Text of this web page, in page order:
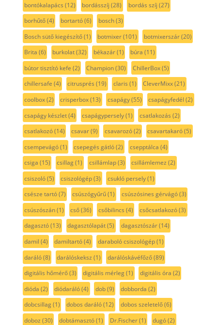
bontókalapács (12) bordásszíj (28) bordás szíj (27)
borhűtő(4) bortartó(6) bosch(3)
Bosch sütő kiegészítő(1) botmixer(101) botmixerszár(20)
Brita (6) burkolat(32) békazár(1) búra (11)
bútor tisztító kefe (2) Champion(30) ChillerBox(5)
chillersafe (4) citrusprés (19) claris (1) CleverMixx(21)
coolbox(2) crisperbox(13) csapágy(55) csapágyfedél (2)
csapágy készlet(4) csapágypersely(1) csatlakozás (2)
csatlakozó(14) csavar(9) csavarozó(2) csavartakaró(5)
csempevágó(1) csepegés gátló(2) csepptálca (4)
csiga (15) csillag(1) csillámlap(3) csillámlemez (2)
csiszoló(5) csiszológép(3) csukló persely(1)
csésze tartó(7) csúszógyűrű(1) csúszósines gérvágó(3)
csúszószán(1) cső(36) csőbilincs (4) csőcsatlakozó(3)
dagasztó(13) dagasztólapát(5) dagasztószár(14)
damil (4) damiltartó(4) daraboló csiszológép(1)
daráló(8) darálóskeksz (1) darálóskávéfőző(89)
digitális hőmérő(3) digitális mérleg(1) digitális óra (2)
dióda (2) diódaráló(4) dob(9) dobborda (2)
dobcsillag(1) dobos daráló(12) dobos szeletelő(6)
doboz (30) dobtámasztó(1) Dr.Fischer(1) dugó(2)